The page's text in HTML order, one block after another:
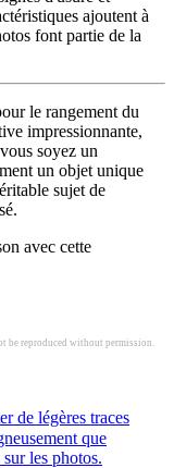
ajoutent à
font partie de la
le rangement du
impressionnante,
soyez un
un objet unique
sujet de
avec cette
be reproduced without permission.
de légères traces
que
les photos.